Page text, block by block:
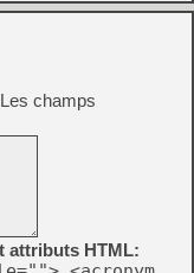
Les champs
attributs HTML: